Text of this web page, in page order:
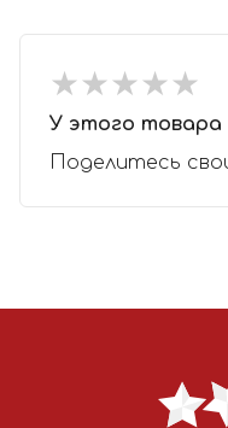
★★★★★
★★★★★
У этого
Поделитесь